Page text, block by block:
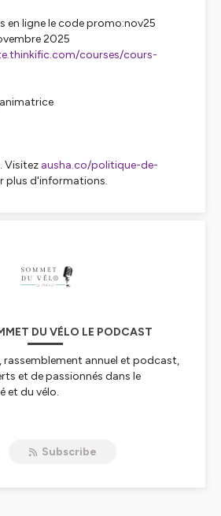
en ligne le code promo:nov25
2025
courses/cours-
animatrice
Visitez ausha.co/politique-de-
plus d'informations.
DU VÉLO LE PODCAST
rassemblement annuel et podcast,
et de passionnés dans le
et du vélo.
cheminement et aussi vous
Subscribe